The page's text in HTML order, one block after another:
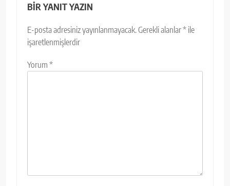
BIR YANIT YAZIN
E-posta adresiniz yayınlanmayacak.Gerekli alanlar* ile
işaretlenmişlerdir
Yorum *